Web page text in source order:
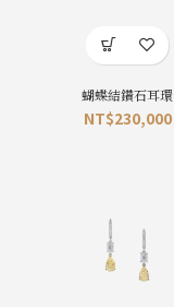
蝴蝶結鑽石耳環
NT$230,000